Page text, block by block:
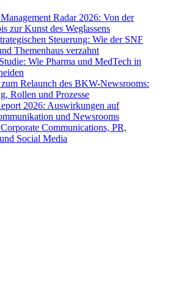
Radar 2026: Von der
zur Kunst des Weglassens
Steuerung: Wie der SNF
Themenhaus verzahnt
Wie Pharma und MedTech in
Relaunch des BKW-Newsrooms:
Rollen und Prozesse
2026: Auswirkungen auf
und Newsrooms
Communications, PR,
Social Media